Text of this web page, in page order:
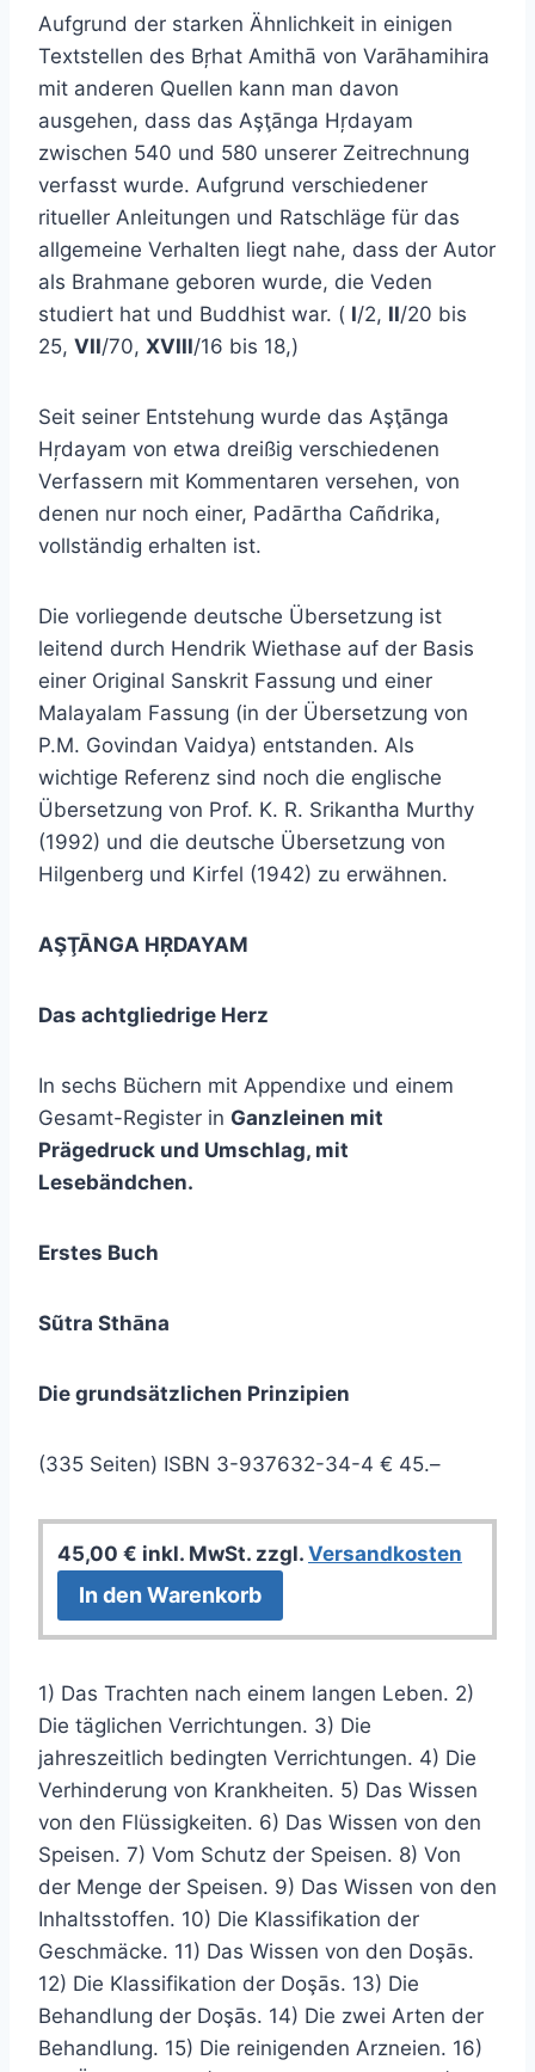
Aufgrund der starken Ähnlichkeit in einigen
Textstellen des Bŗhat Amithā von Varāhamihira
mit anderen Quellen kann man davon
ausgehen, dass das Aşţānga Hŗdayam
zwischen 540 und 580 unserer Zeitrechnung
verfasst wurde. Aufgrund verschiedener
ritueller Anleitungen und Ratschläge für das
allgemeine Verhalten liegt nahe, dass der Autor
als Brahmane geboren wurde, die Veden
studiert hat und Buddhist war. ( I/2, II/20 bis
25, VII/70, XVIII/16 bis 18,)
Seit seiner Entstehung wurde das Aşţānga
Hŗdayam von etwa dreißig verschiedenen
Verfassern mit Kommentaren versehen, von
denen nur noch einer, Padārtha Cañdrika,
vollständig erhalten ist.
Die vorliegende deutsche Übersetzung ist
leitend durch Hendrik Wiethase auf der Basis
einer Original Sanskrit Fassung und einer
Malayalam Fassung (in der Übersetzung von
P.M. Govindan Vaidya) entstanden. Als
wichtige Referenz sind noch die englische
Übersetzung von Prof. K. R. Srikantha Murthy
(1992) und die deutsche Übersetzung von
Hilgenberg und Kirfel (1942) zu erwähnen.
AŞŢĀNGA HŖDAYAM
Das achtgliedrige Herz
In sechs Büchern mit Appendixe und einem
Gesamt-Register in Ganzleinen mit
Prägedruck und Umschlag, mit
Lesebändchen.
Erstes Buch
Sũtra Sthāna
Die grundsätzlichen Prinzipien
(335 Seiten) ISBN 3-937632-34-4 € 45.–
45,00 € inkl. MwSt. zzgl. Versandkosten
In den Warenkorb
1) Das Trachten nach einem langen Leben. 2)
Die täglichen Verrichtungen. 3) Die
jahreszeitlich bedingten Verrichtungen. 4) Die
Verhinderung von Krankheiten. 5) Das Wissen
von den Flüssigkeiten. 6) Das Wissen von den
Speisen. 7) Vom Schutz der Speisen. 8) Von
der Menge der Speisen. 9) Das Wissen von den
Inhaltsstoffen. 10) Die Klassifikation der
Geschmäcke. 11) Das Wissen von den Doşās.
12) Die Klassifikation der Doşās. 13) Die
Behandlung der Doşās. 14) Die zwei Arten der
Behandlung. 15) Die reinigenden Arzneien. 16)